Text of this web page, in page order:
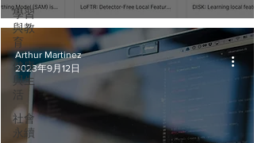
學習
與教
育
健康
與生
社會
永續
Arthur Martinez
2023年9月12日